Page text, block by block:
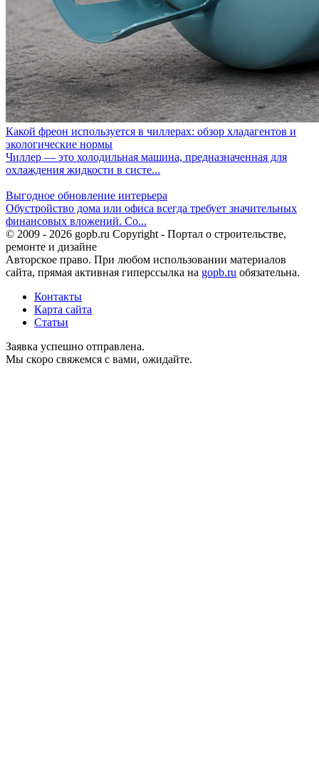
Какой фреон используется в чиллерах: обзор хладагентов и
экологические нормы
Чиллер — это холодильная машина, предназначенная для
охлаждения жидкости в систе...
Выгодное обновление интерьера
Обустройство дома или офиса всегда требует значительных
финансовых вложений. Со...
© 2009 - 2026 gopb.ru Copyright - Портал о строительстве,
ремонте и дизайне
Авторское право. При любом использовании материалов
сайта, прямая активная гиперссылка на gopb.ru обязательна.
Контакты
Карта сайта
Статьи
Заявка успешно отправлена.
Мы скоро свяжемся с вами, ожидайте.